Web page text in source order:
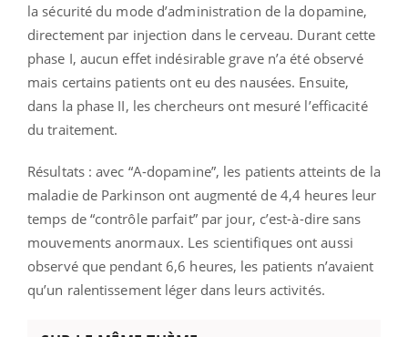
la sécurité du mode d’administration de la dopamine,
directement par injection dans le cerveau. Durant cette
phase I, aucun effet indésirable grave n’a été observé
mais certains patients ont eu des nausées. Ensuite,
dans la phase II, les chercheurs ont mesuré l’efficacité
du traitement.
Résultats : avec “A-dopamine”, les patients atteints de la
maladie de Parkinson ont augmenté de 4,4 heures leur
temps de “contrôle parfait” par jour, c’est-à-dire sans
mouvements anormaux. Les scientifiques ont aussi
observé que pendant 6,6 heures, les patients n’avaient
qu’un ralentissement léger dans leurs activités.